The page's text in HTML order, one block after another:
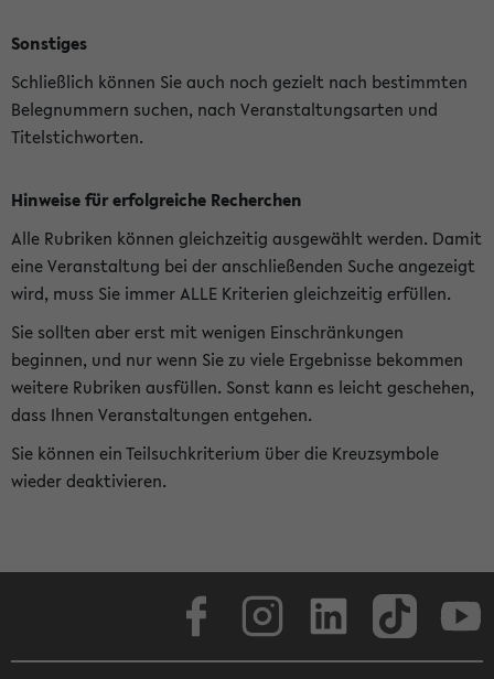
Sonstiges
Schließlich können Sie auch noch gezielt nach bestimmten
Belegnummern suchen, nach Veranstaltungsarten und
Titelstichworten.
Hinweise für erfolgreiche Recherchen
Alle Rubriken können gleichzeitig ausgewählt werden. Damit
eine Veranstaltung bei der anschließenden Suche angezeigt
wird, muss Sie immer ALLE Kriterien gleichzeitig erfüllen.
Sie sollten aber erst mit wenigen Einschränkungen
beginnen, und nur wenn Sie zu viele Ergebnisse bekommen
weitere Rubriken ausfüllen. Sonst kann es leicht geschehen,
dass Ihnen Veranstaltungen entgehen.
Sie können ein Teilsuchkriterium über die Kreuzsymbole
wieder deaktivieren.